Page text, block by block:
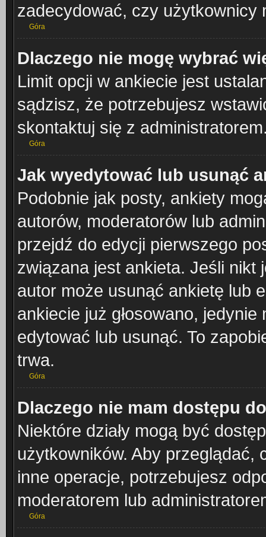
zadecydować, czy użytkownicy
Góra
Dlaczego nie mogę wybrać
Limit opcji w ankiecie jest
sądzisz, że potrzebujesz
skontaktuj się z
Góra
Jak wyedytować lub usunąć
Podobnie jak posty, ankiety
autorów, moderatorów lub
przejdź do edycji pierwszego
związana jest ankieta. Jeśli nikt
autor może usunąć ankietę lub
ankiecie już głosowano,
edytować lub usunąć. To
trwa.
Góra
Dlaczego nie mam dostępu
Niektóre działy mogą być
użytkowników. Aby
inne operacje, potrzebujesz
moderatorem lub
Góra